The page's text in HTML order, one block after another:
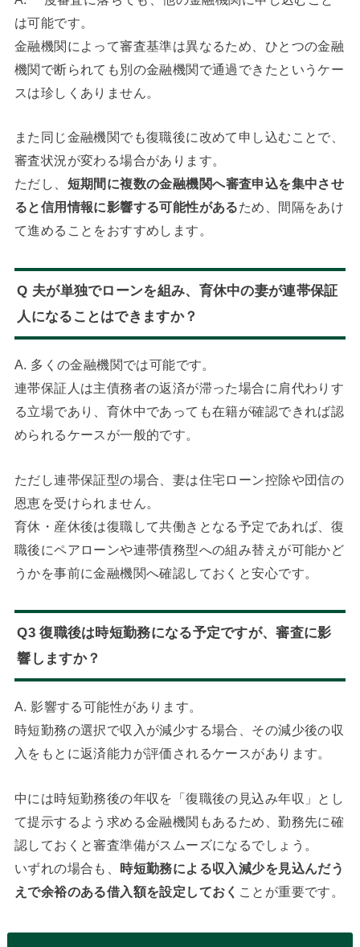
は可能です。
金融機関によって審査基準は異なるため、ひとつの金融
機関で断られても別の金融機関で通過できたというケー
スは珍しくありません。
また同じ金融機関でも復職後に改めて申し込むことで、
審査状況が変わる場合があります。
ただし、 短期間に複数の金融機関へ審査申込を集中させ
ると信用情報に影響する可能性があるため、間隔をあけ
て進めることをおすすめします。
Q 夫が単独でローンを組み、育休中の妻が連帯保証
人になることはできますか？
A. 多くの金融機関では可能です。
連帯保証人は主債務者の返済が滞った場合に肩代わりす
る立場であり、育休中であっても在籍が確認できれば認
められるケースが一般的です。
ただし連帯保証型の場合、妻は住宅ローン控除や団信の
恩恵を受けられません。
育休・産休後は復職して共働きとなる予定であれば、復
職後にペアローンや連帯債務型への組み替えが可能かど
うかを事前に金融機関へ確認しておくと安心です。
Q3 復職後は時短勤務になる予定ですが、審査に影
響しますか？
A. 影響する可能性があります。
時短勤務の選択で収入が減少する場合、その減少後の収
入をもとに返済能力が評価されるケースがあります。
中には時短勤務後の年収を「復職後の見込み年収」とし
て提示するよう求める金融機関もあるため、勤務先に確
認しておくと審査準備がスムーズになるでしょう。
いずれの場合も、 時短勤務による収入減少を見込んだう
えで余裕のある借入額を設定しておく ことが重要です。